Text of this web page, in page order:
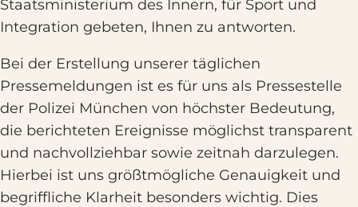
Staatsministerium des Innern, für Sport und
Integration gebeten, Ihnen zu antworten.
Bei der Erstellung unserer täglichen
Pressemeldungen ist es für uns als Pressestelle
der Polizei München von höchster Bedeutung,
die berichteten Ereignisse möglichst transparent
und nachvollziehbar sowie zeitnah darzulegen.
Hierbei ist uns größtmögliche Genauigkeit und
begriffliche Klarheit besonders wichtig. Dies